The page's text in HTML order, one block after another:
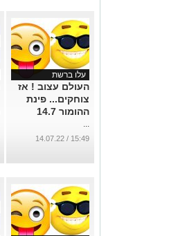
עלו ברשת
העולם עצוב ! אז
צוחקים... פינת
ההומור 14.7
...
15:49 / 14.07.22